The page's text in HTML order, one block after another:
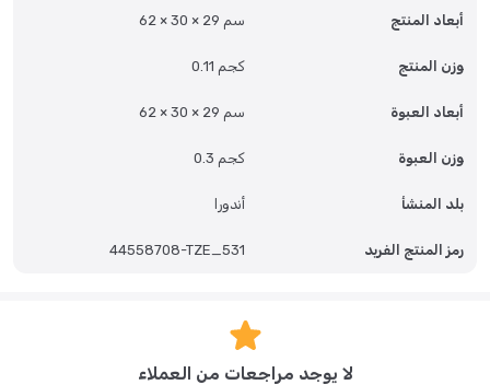
أبعاد المنتج 62 × 30 × 29 سم
وزن المنتج 0.11 كجم
أبعاد العبوة 62 × 30 × 29 سم
وزن العبوة 0.3 كجم
بلد المنشأ أندورا
رمز المنتج الفريد 44558708-TZE_531
لا يوجد مراجعات من العملاء